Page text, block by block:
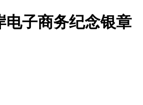
电子商务纪念银章